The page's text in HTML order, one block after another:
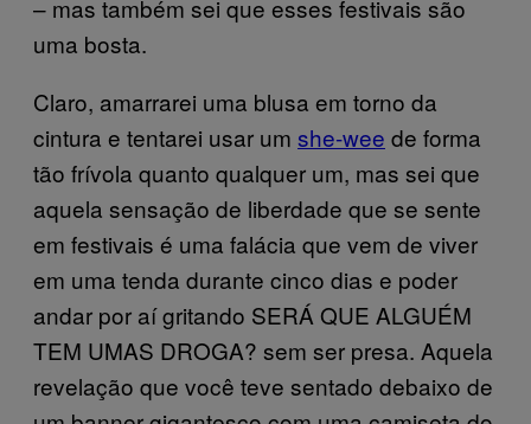
– mas também sei que esses festivais são
uma bosta.
Claro, amarrarei uma blusa em torno da
cintura e tentarei usar um she-wee de forma
tão frívola quanto qualquer um, mas sei que
aquela sensação de liberdade que se sente
em festivais é uma falácia que vem de viver
em uma tenda durante cinco dias e poder
andar por aí gritando SERÁ QUE ALGUÉM
TEM UMAS DROGA? sem ser presa. Aquela
revelação que você teve sentado debaixo de